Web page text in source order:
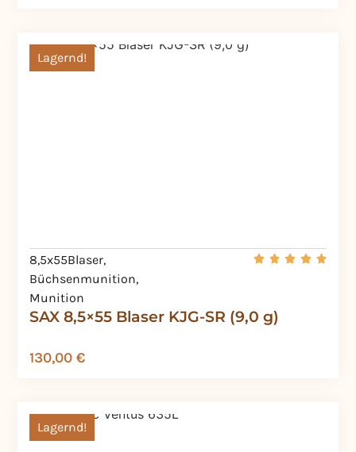
SAX 8,5×55 Blaser KJG-SR (9,0 g)
Lagernd!
8,5x55Blaser,
Büchsenmunition,
Munition
130,00 €
Lagernd!